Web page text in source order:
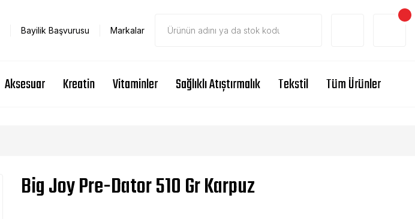
Bayilik Başvurusu Markalar
Aksesuar Kreatin Vitaminler Sağlıklı Atıştırmalık Tekstil Tüm Ürünler
Big Joy Pre-Dator 510 Gr Karpuz